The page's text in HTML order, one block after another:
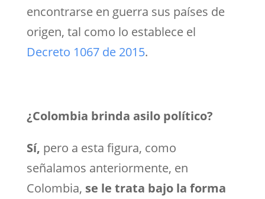
encontrarse en guerra sus países de
origen, tal como lo establece el
Decreto 1067 de 2015.
¿Colombia brinda asilo político?
Sí, pero a esta figura, como
señalamos anteriormente, en
Colombia, se le trata bajo la forma